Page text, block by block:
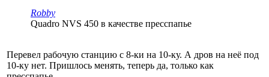
Robby
Quadro NVS 450 в качестве пресспапье
Перевел рабочую станцию с 8-ки на 10-ку. А дров на неё под
10-ку нет. Пришлось менять, теперь да, только как